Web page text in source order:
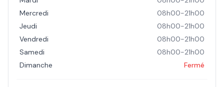
Mercredi
08h00-21h00
Jeudi
08h00-21h00
Vendredi
08h00-21h00
Samedi
08h00-21h00
Dimanche
Fermé